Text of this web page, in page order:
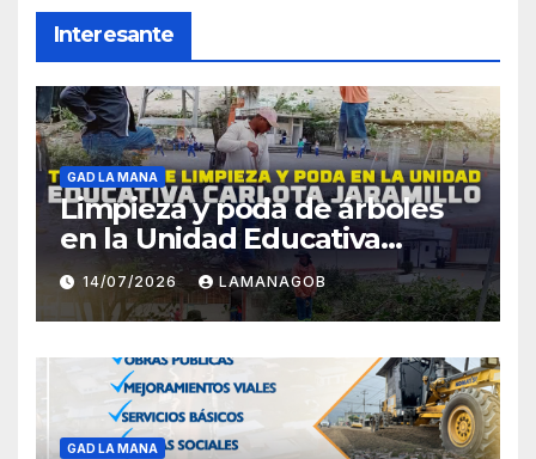
Interesante
GAD LA MANA
Limpieza y poda de árboles
en la Unidad Educativa
Carlota Jaramillo
14/07/2026 LAMANAGOB
GAD LA MANA